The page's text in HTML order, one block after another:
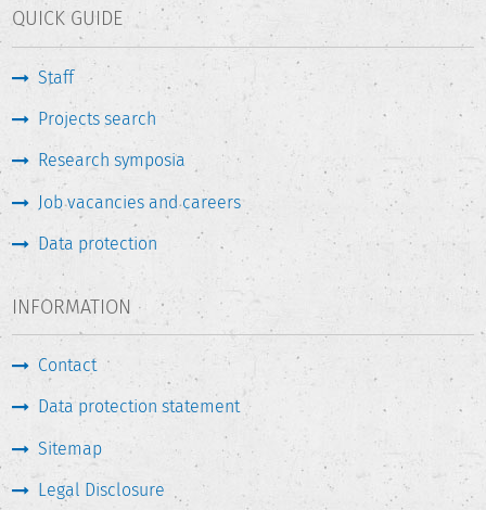
QUICK GUIDE
Staff
Projects search
Research symposia
Job vacancies and careers
Data protection
INFORMATION
Contact
Data protection statement
Sitemap
Legal Disclosure